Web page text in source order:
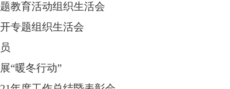
教育活动组织生活会
专题组织生活会
“暖冬行动”